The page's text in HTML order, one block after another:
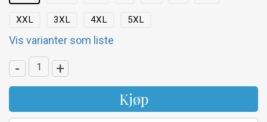
XXL 3XL 4XL 5XL
Vis varianter som liste
- +
Kjøp